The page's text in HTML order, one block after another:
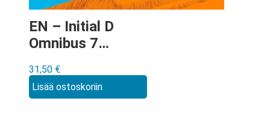
EN – Initial D
Omnibus 7
14)
31,50 €
Lisää ostoskoriin